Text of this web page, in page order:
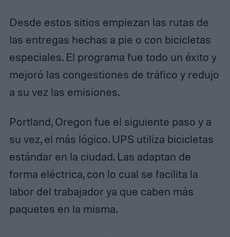
Desde estos sitios empiezan las rutas de
las entregas hechas a pie o con bicicletas
especiales. El programa fue todo un éxito y
mejoró las congestiones de tráfico y redujo
a su vez las emisiones.
Portland, Oregon fue el siguiente paso y a
su vez, el más lógico. UPS utiliza bicicletas
estándar en la ciudad. Las adaptan de
forma eléctrica, con lo cual se facilita la
labor del trabajador ya que caben más
paquetes en la misma.